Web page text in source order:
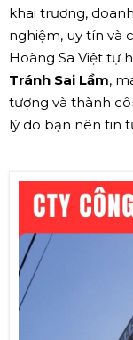
khai trương,
nghiệm, uy tín và
Hoàng Sa Việt tự
Tránh Sai Lầm,
tượng và thành
lý do bạn nên tin